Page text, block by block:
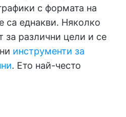
с формата на
са еднакви. Няколко
за различни цели и се
инструменти за
. Ето най-често